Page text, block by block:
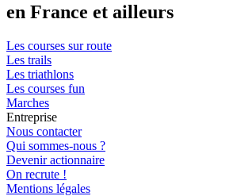
en France et ailleurs
Les courses sur route
Les trails
Les triathlons
Les courses fun
Marches
Entreprise
Nous contacter
Qui sommes-nous ?
Devenir actionnaire
On recrute !
Mentions légales